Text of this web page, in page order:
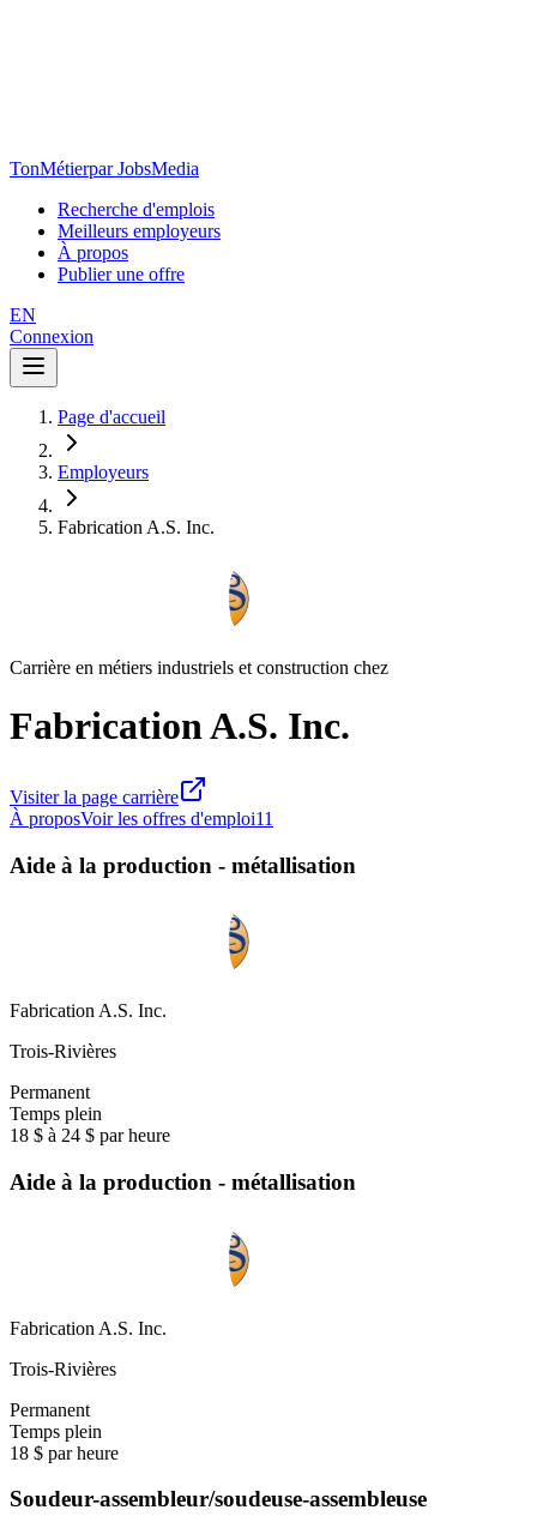
TonMétierpar JobsMedia
Recherche d'emplois
Meilleurs employeurs
À propos
Publier une offre
EN
Connexion
Page d'accueil
Employeurs
Fabrication A.S. Inc.
Carrière en métiers industriels et construction chez
Fabrication A.S. Inc.
Visiter la page carrière
À proposVoir les offres d'emploi11
Aide à la production - métallisation
Fabrication A.S. Inc.
Trois-Rivières
Permanent
Temps plein
18 $ à 24 $ par heure
Aide à la production - métallisation
Fabrication A.S. Inc.
Trois-Rivières
Permanent
Temps plein
18 $ par heure
Soudeur-assembleur/soudeuse-assembleuse